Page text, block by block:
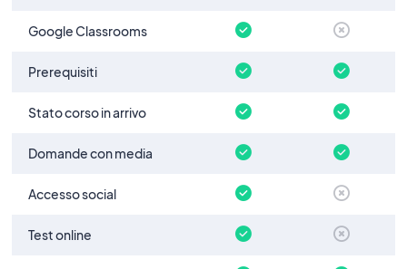
Google Classrooms
Prerequisiti
Stato corso in arrivo
Domande con media
Accesso social
Test online